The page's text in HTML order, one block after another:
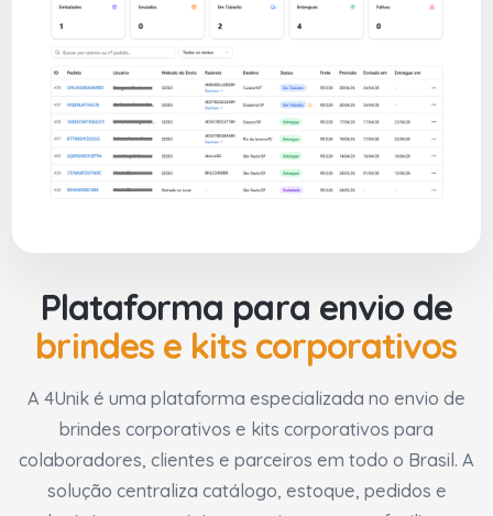
Plataforma para envio de
brindes e kits corporativos
A 4Unik é uma plataforma especializada no envio de
brindes corporativos e kits corporativos para
colaboradores, clientes e parceiros em todo o Brasil. A
solução centraliza catálogo, estoque, pedidos e